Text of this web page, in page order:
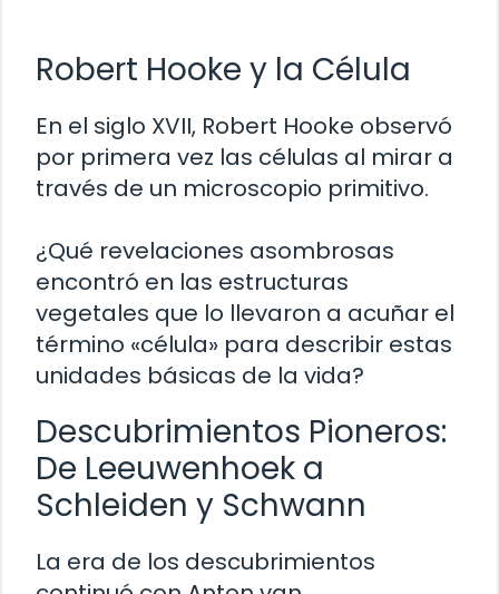
Robert Hooke y la Célula
En el siglo XVII, Robert Hooke observó
por primera vez las células al mirar a
través de un microscopio primitivo.
¿Qué revelaciones asombrosas
encontró en las estructuras
vegetales que lo llevaron a acuñar el
término «célula» para describir estas
unidades básicas de la vida?
Descubrimientos Pioneros:
De Leeuwenhoek a
Schleiden y Schwann
La era de los descubrimientos